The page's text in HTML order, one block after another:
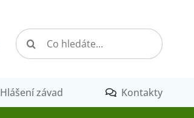
Hledat:
Hlášení závad Kontakty